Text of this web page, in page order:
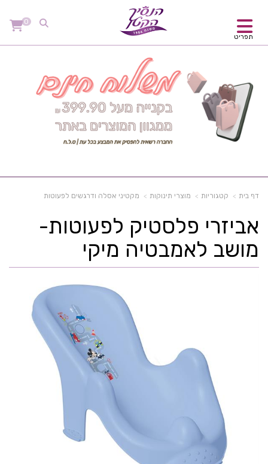
תפריט
0
דף בית קטגוריות מוצרי תינוקות מקטיני אסלה ודרגשים לפעוטות
אביזרי פלסטיק לפעוטות-
מושב לאמבטיה מיקי